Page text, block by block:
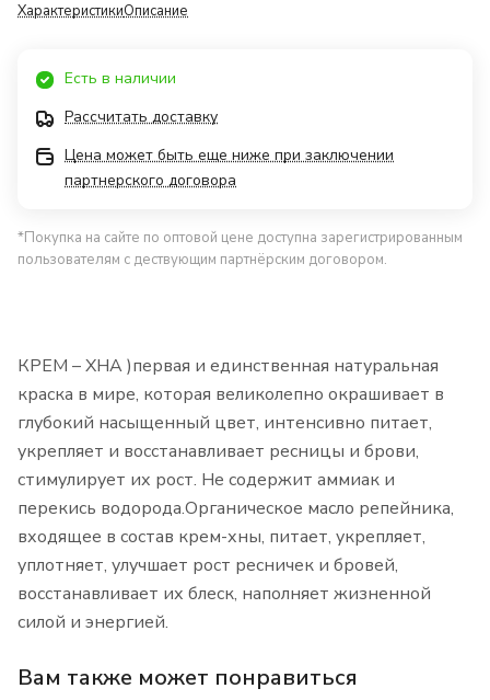
ХарактеристикиОписание
Есть в наличии
Рассчитать доставку
Цена может быть еще ниже при заключении
партнерского договора
*Покупка на сайте по оптовой цене доступна зарегистрированным
пользователям с дествующим партнёрским договором.
КРЕМ – ХНА )первая и единственная натуральная
краска в мире, которая великолепно окрашивает в
глубокий насыщенный цвет, интенсивно питает,
укрепляет и восстанавливает ресницы и брови,
стимулирует их рост. Не содержит аммиак и
перекись водорода.Органическое масло репейника,
входящее в состав крем-хны, питает, укрепляет,
уплотняет, улучшает рост ресничек и бровей,
восстанавливает их блеск, наполняет жизненной
силой и энергией.
Вам также может понравиться